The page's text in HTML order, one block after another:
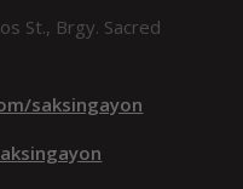
St., Brgy. Sacred
saksingayon